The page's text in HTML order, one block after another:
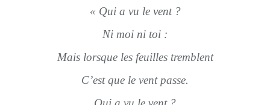
« Qui a vu le vent ?
Ni moi ni toi :
Mais lorsque les feuilles tremblent
C’est que le vent passe.